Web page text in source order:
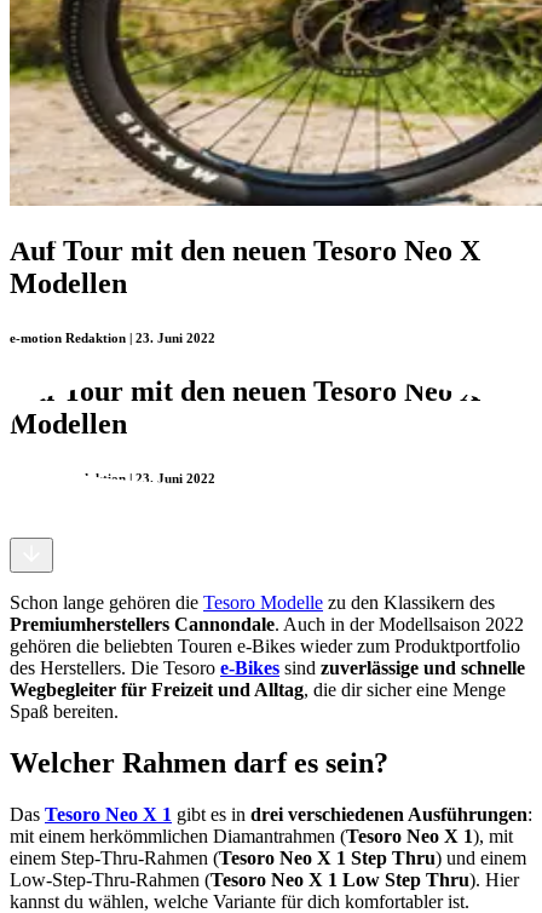
Auf Tour mit den neuen Tesoro Neo X
Modellen
e-motion Redaktion | 23. Juni 2022
Auf Tour mit den neuen Tesoro Neo X
Modellen
e-motion Redaktion | 23. Juni 2022
Schon lange gehören die Tesoro Modelle zu den Klassikern des
Premiumherstellers Cannondale. Auch in der Modellsaison 2022
gehören die beliebten Touren e-Bikes wieder zum Produktportfolio
des Herstellers. Die Tesoro e-Bikes sind zuverlässige und schnelle
Wegbegleiter für Freizeit und Alltag, die dir sicher eine Menge
Spaß bereiten.
Welcher Rahmen darf es sein?
Das Tesoro Neo X 1 gibt es in drei verschiedenen Ausführungen:
mit einem herkömmlichen Diamantrahmen (Tesoro Neo X 1), mit
einem Step-Thru-Rahmen (Tesoro Neo X 1 Step Thru) und einem
Low-Step-Thru-Rahmen (Tesoro Neo X 1 Low Step Thru). Hier
kannst du wählen, welche Variante für dich komfortabler ist.